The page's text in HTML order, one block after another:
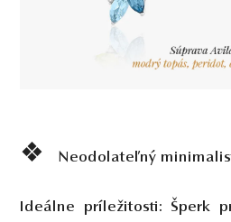
❖ Neodolateľný
Ideálne príležitosti:
Šperk